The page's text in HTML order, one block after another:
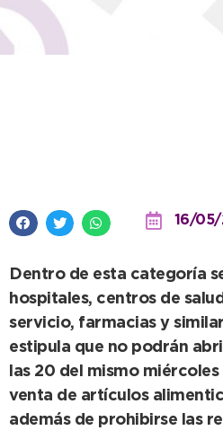
16/05/
Dentro de esta categoría
hospitales, centros de
servicio, farmacias y
estipula que no podrán
las 20 del mismo
venta de artículos
además de prohibirse las